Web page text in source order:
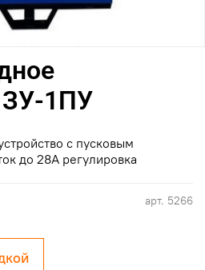
арт. 5266
ЗУ-1ПУ
с пусковым
до 28А регулировка